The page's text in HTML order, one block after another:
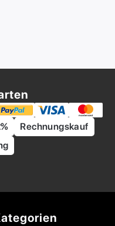
Rechnungskauf